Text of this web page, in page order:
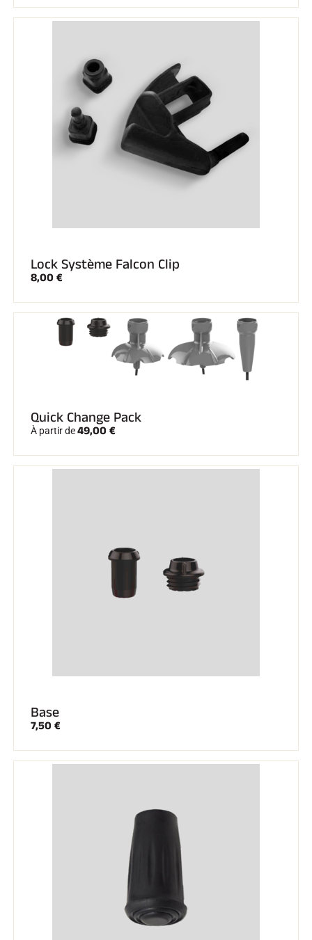
Lock Système Falcon Clip
8,00 €
Quick Change Pack
À partir de49,00 €
Base
7,50 €